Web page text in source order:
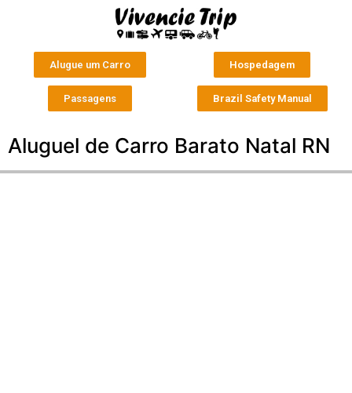
Alugue um Carro Hospedagem
Passagens Brazil Safety Manual
Aluguel de Carro Barato Natal RN